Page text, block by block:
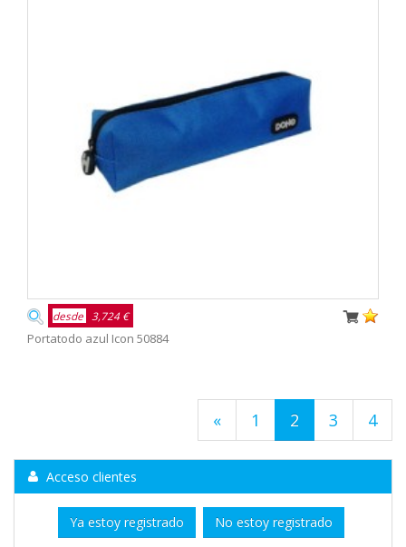
desde 3,724 €
Portatodo azul Icon 50884
« 1 2 3 4
Acceso clientes
Ya estoy registrado No estoy registrado